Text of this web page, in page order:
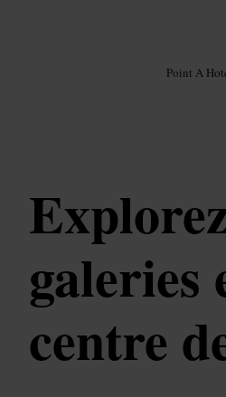
Point A
galeries
centre